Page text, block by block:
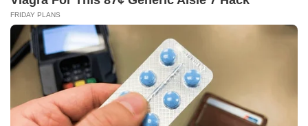
Prediksi Skor Indonesia vs Vietnam di Piala AFF
2026
Ramalan Shio Agustus 2026 Lengkap, Siapa yang
Paling Beruntung di Bulan Ini?
Prediksi Skor Vietnam vs Kamboja di Piala AFF
2026